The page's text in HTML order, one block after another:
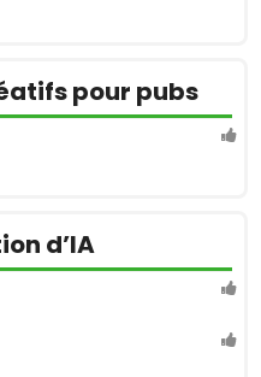
pour pubs
d’IA